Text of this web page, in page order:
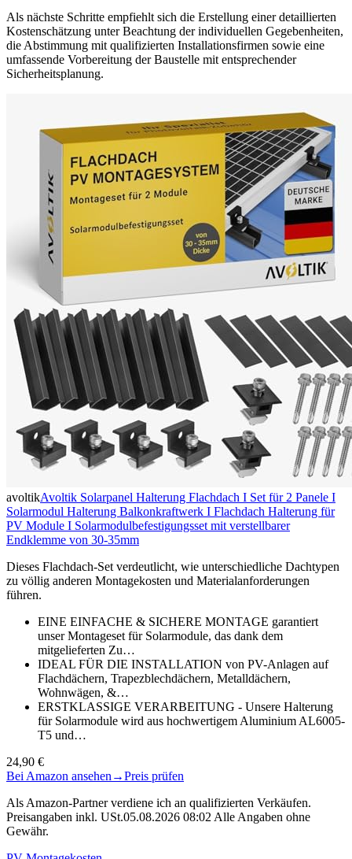
Als nächste Schritte empfiehlt sich die Erstellung einer detaillierten
Kostenschätzung unter Beachtung der individuellen Gegebenheiten,
die Abstimmung mit qualifizierten Installationsfirmen sowie eine
umfassende Vorbereitung der Baustelle mit entsprechender
Sicherheitsplanung.
avoltikAvoltik Solarpanel Halterung Flachdach I Set für 2 Panele I
Solarmodul Halterung Balkonkraftwerk I Flachdach Halterung für
PV Module I Solarmodulbefestigungsset mit verstellbarer
Endklemme von 30-35mm
Dieses Flachdach-Set verdeutlicht, wie unterschiedliche Dachtypen
zu völlig anderen Montagekosten und Materialanforderungen
führen.
EINE EINFACHE & SICHERE MONTAGE garantiert
unser Montageset für Solarmodule, das dank dem
mitgelieferten Zu…
IDEAL FÜR DIE INSTALLATION von PV-Anlagen auf
Flachdächern, Trapezblechdächern, Metalldächern,
Wohnwägen, &…
ERSTKLASSIGE VERARBEITUNG - Unsere Halterung
für Solarmodule wird aus hochwertigem Aluminium AL6005-
T5 und…
24,90 €
Bei Amazon ansehen →Preis prüfen
Als Amazon-Partner verdiene ich an qualifizierten Verkäufen.
Preisangaben inkl. USt.05.08.2026 08:02 Alle Angaben ohne
Gewähr.